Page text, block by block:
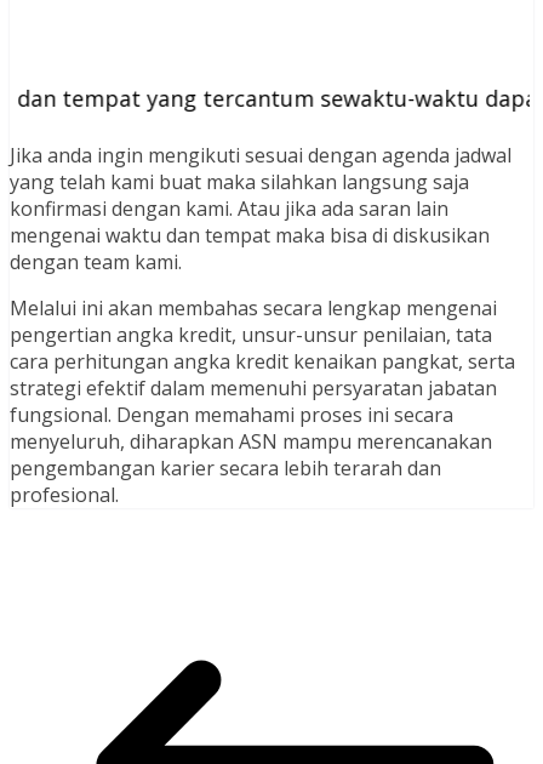
tempat yang tercantum sewaktu-waktu dapat
Jika anda ingin mengikuti sesuai dengan agenda jadwal
yang telah kami buat maka silahkan langsung saja
konfirmasi dengan kami. Atau jika ada saran lain
mengenai waktu dan tempat maka bisa di diskusikan
dengan team kami.
Melalui ini akan membahas secara lengkap mengenai
pengertian angka kredit, unsur-unsur penilaian, tata
cara perhitungan angka kredit kenaikan pangkat, serta
strategi efektif dalam memenuhi persyaratan jabatan
fungsional. Dengan memahami proses ini secara
menyeluruh, diharapkan ASN mampu merencanakan
pengembangan karier secara lebih terarah dan
profesional.